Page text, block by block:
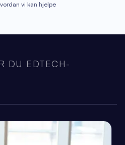
vi kan hjelpe
DU EDTECH-